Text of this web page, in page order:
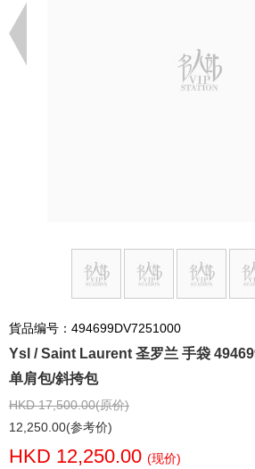
貨品编号：494699DV7251000
Ysl / Saint Laurent 圣罗兰 手袋
单肩包/斜挎包
HKD 17,500.00(原价)
12,250.00(参考价)
HKD 12,250.00 (现价)